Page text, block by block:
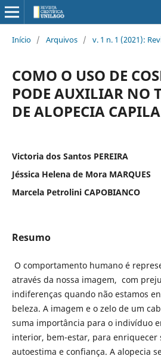
Início / Arquivos / v. 1 n. 1 (2021):
COMO O USO DE
PODE AUXILIAR NO
DE ALOPECIA
Victoria dos Santos PEREIRA
Jéssica Helena de Mora MARQUES
Marcela Petrolini CAPOBIANCO
Resumo
O comportamento humano é
através da nossa imagem, com
indiferenças quando não estamos
beleza. A imagem e o zelo de um
suma importância para o indivíduo
interior, bem-estar, para enriquecer
autoestima e confiança. A alopecia